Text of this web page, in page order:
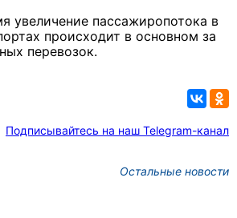
увеличение пассажиропотока в
происходит в основном за
перевозок.
Подписывайтесь на наш Telegram-канал
Остальные новости